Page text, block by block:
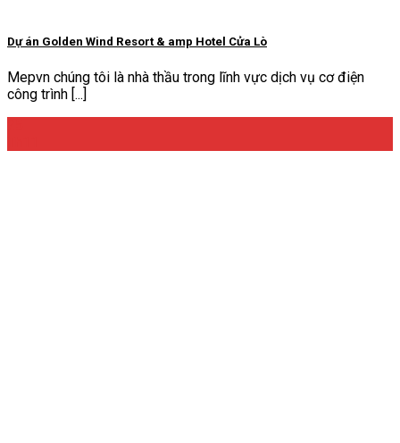
Dự án Golden Wind Resort & amp Hotel Cửa Lò
Mepvn chúng tôi là nhà thầu trong lĩnh vực dịch vụ cơ điện
công trình [...]